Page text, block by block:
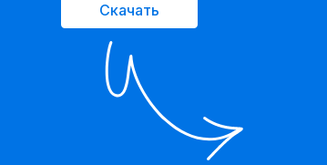
Скачать